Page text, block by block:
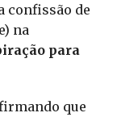
confissão de
na
para
que